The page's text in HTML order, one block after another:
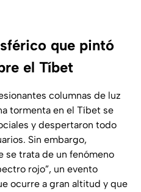
que pintó
el Tíbet
columnas de luz
tormenta en el Tíbet se
y despertaron todo
Sin embargo,
se trata de un fenómeno
rojo”, un evento
ocurre a gran altitud y que